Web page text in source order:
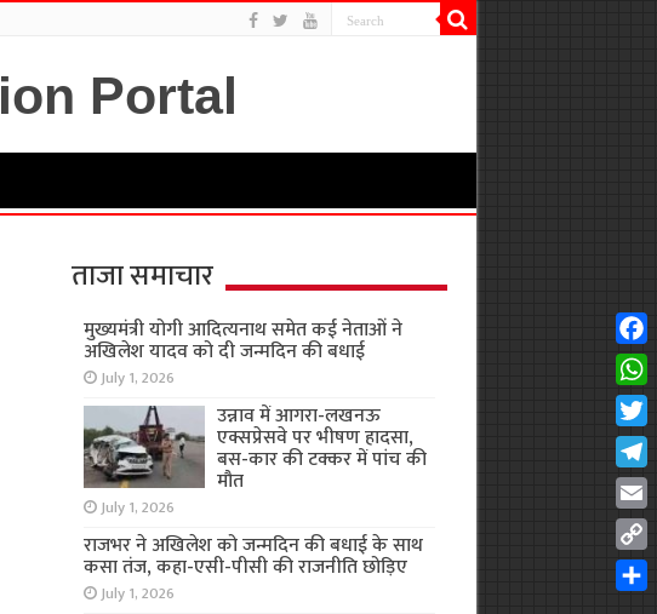
ताजा समाचार
मुख्यमंत्री योगी आदित्यनाथ समेत कई नेताओं ने
अखिलेश यादव को दी जन्मदिन की बधाई
July 1, 2026
उन्नाव में आगरा-लखनऊ
एक्सप्रेसवे पर भीषण हादसा,
बस-कार की टक्कर में पांच की
मौत
July 1, 2026
राजभर ने अखिलेश को जन्मदिन की बधाई के साथ
कसा तंज, कहा-एसी-पीसी की राजनीति छोड़िए
July 1, 2026
Copy
Link